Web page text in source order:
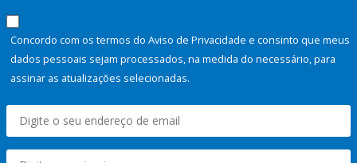
Concordo com os termos do Aviso de Privacidade e consinto que meus
dados pessoais sejam processados, na medida do necessário, para
assinar as atualizações selecionadas.